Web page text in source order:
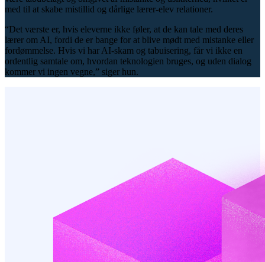
med til at skabe mistillid og dårlige lærer-elev relationer.
“Det værste er, hvis eleverne ikke føler, at de kan tale med deres
lærer om AI, fordi de er bange for at blive mødt med mistanke eller
fordømmelse. Hvis vi har AI-skam og tabuisering, får vi ikke en
ordentlig samtale om, hvordan teknologien bruges, og uden dialog
kommer vi ingen vegne,” siger hun.